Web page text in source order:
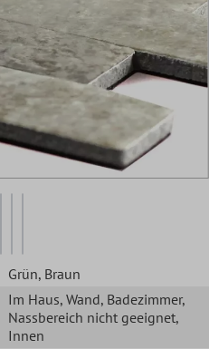
Grün, Braun
Im Haus, Wand, Badezimmer,
Nassbereich nicht geeignet,
Innen